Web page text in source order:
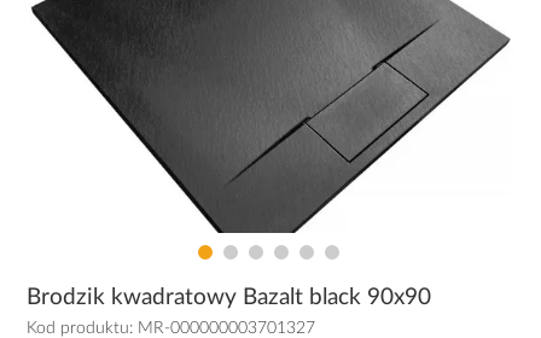
Brodzik kwadratowy Bazalt black 90x90
Kod produktu: MR-000000003701327